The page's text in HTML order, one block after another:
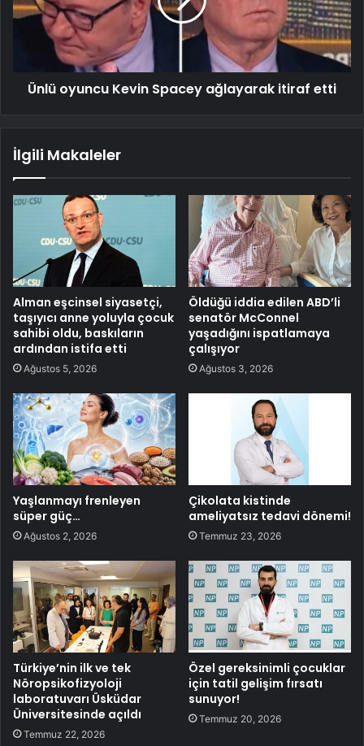
Ünlü oyuncu Kevin Spacey ağlayarak itiraf etti
İlgili Makaleler
Alman eşcinsel siyasetçi,
taşıyıcı anne yoluyla çocuk
sahibi oldu, baskıların
ardından istifa etti
Ağustos 5, 2026
Öldüğü iddia edilen ABD’li
senatör McConnel
yaşadığını ispatlamaya
çalışıyor
Ağustos 3, 2026
Yaşlanmayı frenleyen
süper güç…
Ağustos 2, 2026
Çikolata kistinde
ameliyatsız tedavi dönemi!
Temmuz 23, 2026
Türkiye’nin ilk ve tek
Nöropsikofizyoloji
laboratuvarı Üsküdar
Üniversitesinde açıldı
Temmuz 22, 2026
Özel gereksinimli çocuklar
için tatil gelişim fırsatı
sunuyor!
Temmuz 20, 2026